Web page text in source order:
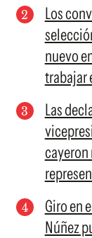
Los
nuevo
trabajar
Las
cayeron
Giro en
Núñez